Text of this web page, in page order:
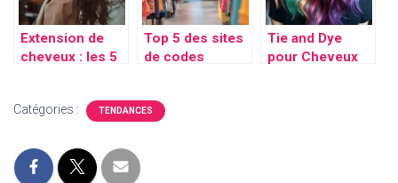
stars
Extension de
cheveux : les 5
de 2024 pour
chevelure
Top 5 des sites
de codes
2026 :
Tie and Dye
pour Cheveux
Catégories : TENDANCES